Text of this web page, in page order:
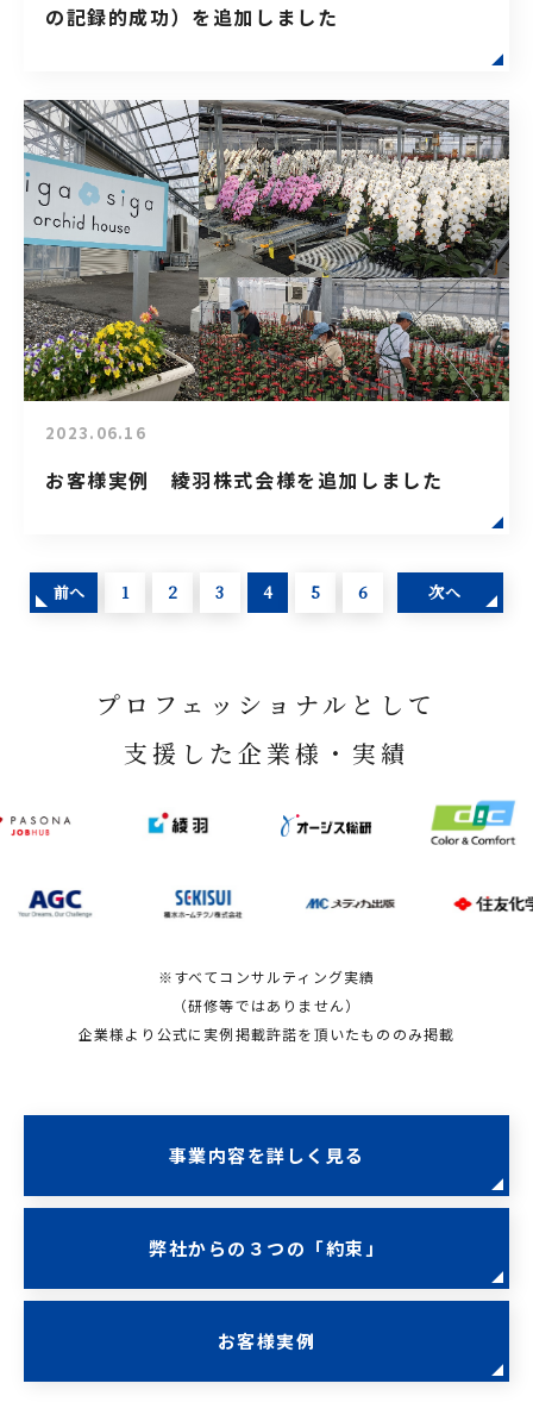
の記録的成功）を追加しました
2023.06.16
お客様実例 綾羽株式会様を追加しました
前へ 1 2 3 4 5 6 次へ
プロフェッショナルとして
支援した企業様・実績
※すべてコンサルティング実績
（研修等ではありません）
企業様より公式に実例掲載許諾を頂いたもののみ掲載
事業内容を詳しく見る
弊社からの３つの「約束」
お客様実例